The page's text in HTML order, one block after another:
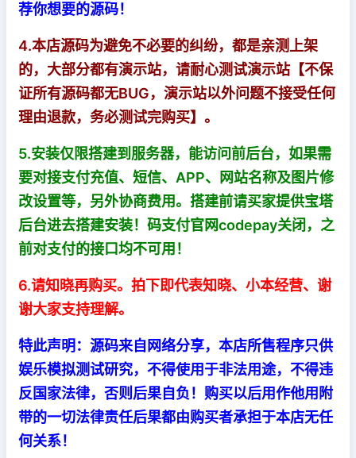
荐你想要的源码！
4.本店源码为避免不必要的纠纷，都是亲测上架
的，大部分都有演示站，请耐心测试演示站【不保
证所有源码都无BUG，演示站以外问题不接受任何
理由退款，务必测试完购买】。
5.安装仅限搭建到服务器，能访问前后台，如果需
要对接支付充值、短信、APP、网站名称及图片修
改设置等，另外协商费用。搭建前请买家提供宝塔
后台进去搭建安装！码支付官网codepay关闭，之
前对支付的接口均不可用！
6.请知晓再购买。拍下即代表知晓、小本经营、谢
谢大家支持理解。
特此声明：源码来自网络分享，本店所售程序只供
娱乐模拟测试研究，不得使用于非法用途，不得违
反国家法律，否则后果自负！购买以后用作他用附
带的一切法律责任后果都由购买者承担于本店无任
何关系！